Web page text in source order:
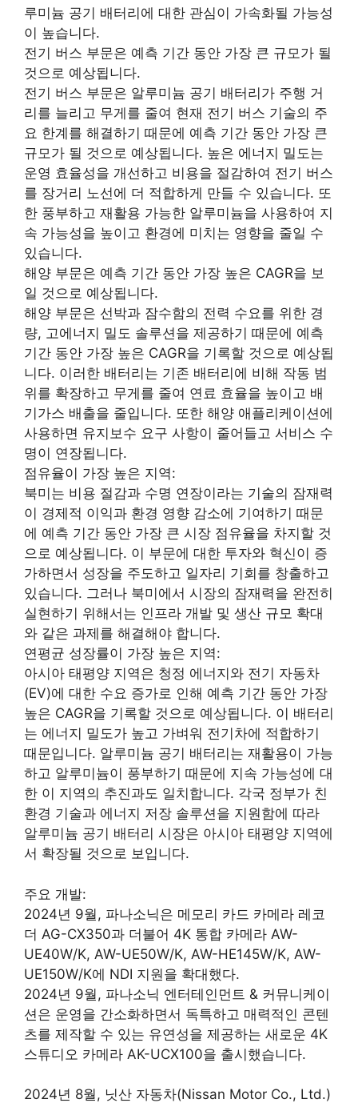
루미늄 공기 배터리에 대한 관심이 가속화될 가능성
이 높습니다.
전기 버스 부문은 예측 기간 동안 가장 큰 규모가 될
것으로 예상됩니다.
전기 버스 부문은 알루미늄 공기 배터리가 주행 거
리를 늘리고 무게를 줄여 현재 전기 버스 기술의 주
요 한계를 해결하기 때문에 예측 기간 동안 가장 큰
규모가 될 것으로 예상됩니다. 높은 에너지 밀도는
운영 효율성을 개선하고 비용을 절감하여 전기 버스
를 장거리 노선에 더 적합하게 만들 수 있습니다. 또
한 풍부하고 재활용 가능한 알루미늄을 사용하여 지
속 가능성을 높이고 환경에 미치는 영향을 줄일 수
있습니다.
해양 부문은 예측 기간 동안 가장 높은 CAGR을 보
일 것으로 예상됩니다.
해양 부문은 선박과 잠수함의 전력 수요를 위한 경
량, 고에너지 밀도 솔루션을 제공하기 때문에 예측
기간 동안 가장 높은 CAGR을 기록할 것으로 예상됩
니다. 이러한 배터리는 기존 배터리에 비해 작동 범
위를 확장하고 무게를 줄여 연료 효율을 높이고 배
기가스 배출을 줄입니다. 또한 해양 애플리케이션에
사용하면 유지보수 요구 사항이 줄어들고 서비스 수
명이 연장됩니다.
점유율이 가장 높은 지역:
북미는 비용 절감과 수명 연장이라는 기술의 잠재력
이 경제적 이익과 환경 영향 감소에 기여하기 때문
에 예측 기간 동안 가장 큰 시장 점유율을 차지할 것
으로 예상됩니다. 이 부문에 대한 투자와 혁신이 증
가하면서 성장을 주도하고 일자리 기회를 창출하고
있습니다. 그러나 북미에서 시장의 잠재력을 완전히
실현하기 위해서는 인프라 개발 및 생산 규모 확대
와 같은 과제를 해결해야 합니다.
연평균 성장률이 가장 높은 지역:
아시아 태평양 지역은 청정 에너지와 전기 자동차
(EV)에 대한 수요 증가로 인해 예측 기간 동안 가장
높은 CAGR을 기록할 것으로 예상됩니다. 이 배터리
는 에너지 밀도가 높고 가벼워 전기차에 적합하기
때문입니다. 알루미늄 공기 배터리는 재활용이 가능
하고 알루미늄이 풍부하기 때문에 지속 가능성에 대
한 이 지역의 추진과도 일치합니다. 각국 정부가 친
환경 기술과 에너지 저장 솔루션을 지원함에 따라
알루미늄 공기 배터리 시장은 아시아 태평양 지역에
서 확장될 것으로 보입니다.
주요 개발:
2024년 9월, 파나소닉은 메모리 카드 카메라 레코
더 AG-CX350과 더불어 4K 통합 카메라 AW-
UE40W/K, AW-UE50W/K, AW-HE145W/K, AW-
UE150W/K에 NDI 지원을 확대했다.
2024년 9월, 파나소닉 엔터테인먼트 & 커뮤니케이
션은 운영을 간소화하면서 독특하고 매력적인 콘텐
츠를 제작할 수 있는 유연성을 제공하는 새로운 4K
스튜디오 카메라 AK-UCX100을 출시했습니다.
2024년 8월, 닛산 자동차(Nissan Motor Co., Ltd.)